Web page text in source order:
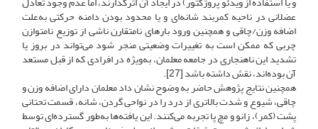
عضلانی در ناحیه کمربند شانه‌ای و یا محدود بودن دامنه حرکتی به‌علت
اضافه وزن/چاقی و همچنین ورود بارهای نامتقارن ناشی از توزیع نامتوازن
چربی که ممکن است به تغییرات وضعیتی منجر شود می‌تواند در بروز یا
تشدید این ناهنجاری در جامعه معلمان، به‌ویژه در افرادی که از قبل مستعد
آن بوده‌اند، نقش داشته باشد [27].
همچنین نتایج پژوهش حاضر به وضوح نشان داد معلمان دارای اضافه وزن و
چاقی، شیوع و شدت بالاتری از درد را در نواحی گردن، شانه، قسمت تحتانی
پشت (کمر)، زانو و مچ پا تجربه می‌کنند. این یافته‌ها به‌طور گسترده‌ای توسط